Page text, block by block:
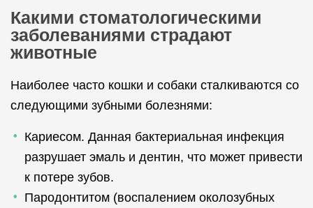
Какими стоматологическими
заболеваниями страдают
животные
Наиболее часто кошки и собаки сталкиваются со
следующими зубными болезнями:
Кариесом. Данная бактериальная инфекция
разрушает эмаль и дентин, что может привести
к потере зубов.
Пародонтитом (воспалением околозубных